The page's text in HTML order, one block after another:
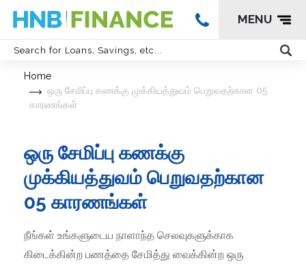
MENU
Home
ஒரு சேமிப்பு கணக்கு முக்கியத்துவம் பெறுவதற்கான 05
காரணங்கள்
ஒரு சேமிப்பு கணக்கு
முக்கியத்துவம் பெறுவதற்கான
05 காரணங்கள்
நீங்கள் உங்களுடைய நாளாந்த செலவுகளுக்காக
கிடைக்கின்ற பணத்தை சேமித்து வைக்கின்ற ஒரு